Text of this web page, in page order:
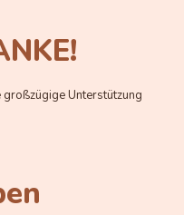
großzügige Unterstützung